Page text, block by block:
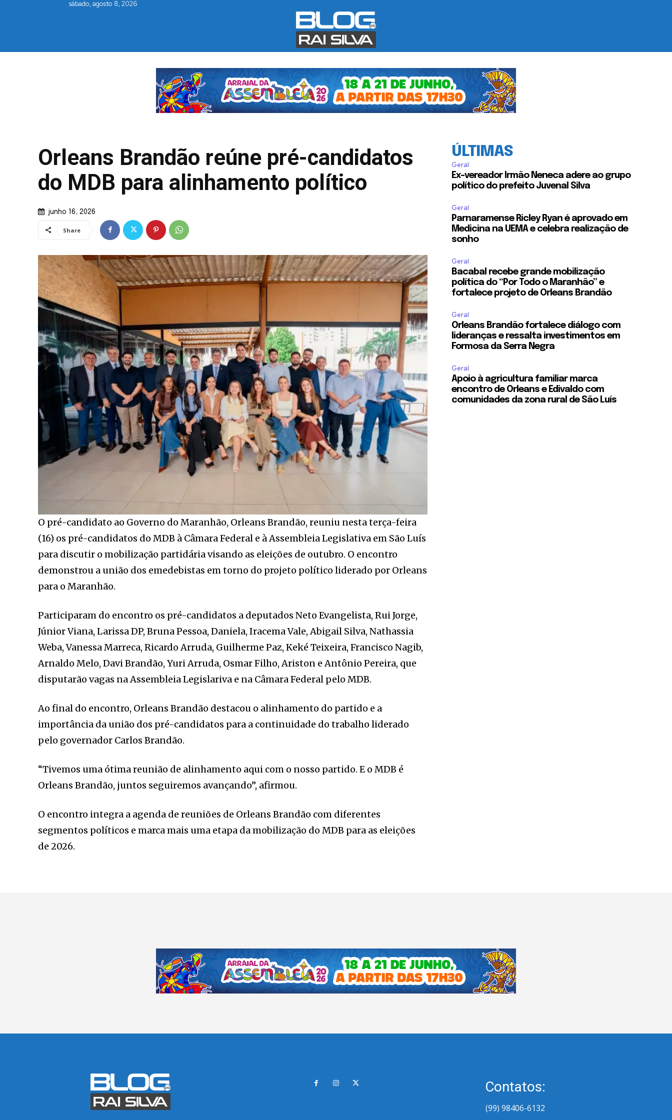
sábado, agosto 8, 2026
Orleans Brandão reúne pré-candidatos
do MDB para alinhamento político
junho 16, 2026
Share
O pré-candidato ao Governo do Maranhão, Orleans Brandão, reuniu nesta terça-feira
(16) os pré-candidatos do MDB à Câmara Federal e à Assembleia Legislativa em São Luís
para discutir o mobilização partidária visando as eleições de outubro. O encontro
demonstrou a união dos emedebistas em torno do projeto político liderado por Orleans
para o Maranhão.
Participaram do encontro os pré-candidatos a deputados Neto Evangelista, Rui Jorge,
Júnior Viana, Larissa DP, Bruna Pessoa, Daniela, Iracema Vale, Abigail Silva, Nathassia
Weba, Vanessa Marreca, Ricardo Arruda, Guilherme Paz, Keké Teixeira, Francisco Nagib,
Arnaldo Melo, Davi Brandão, Yuri Arruda, Osmar Filho, Ariston e Antônio Pereira, que
disputarão vagas na Assembleia Legislariva e na Câmara Federal pelo MDB.
Ao final do encontro, Orleans Brandão destacou o alinhamento do partido e a
importância da união dos pré-candidatos para a continuidade do trabalho liderado
pelo governador Carlos Brandão.
“Tivemos uma ótima reunião de alinhamento aqui com o nosso partido. E o MDB é
Orleans Brandão, juntos seguiremos avançando”, afirmou.
O encontro integra a agenda de reuniões de Orleans Brandão com diferentes
segmentos políticos e marca mais uma etapa da mobilização do MDB para as eleições
de 2026.
ÚLTIMAS
Geral
Ex-vereador Irmão Neneca adere ao grupo
político do prefeito Juvenal Silva
Geral
Parnaramense Ricley Ryan é aprovado em
Medicina na UEMA e celebra realização de
sonho
Geral
Bacabal recebe grande mobilização
política do “Por Todo o Maranhão” e
fortalece projeto de Orleans Brandão
Geral
Orleans Brandão fortalece diálogo com
lideranças e ressalta investimentos em
Formosa da Serra Negra
Geral
Apoio à agricultura familiar marca
encontro de Orleans e Edivaldo com
comunidades da zona rural de São Luís
Contatos:
(99) 98406-6132